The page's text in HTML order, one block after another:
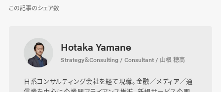
この記事のシェア数
Hotaka Yamane
Strategy＆Consulting / Consultant / 山根 穂高
日系コンサルティング会社を経て現職。金融／メディア／通